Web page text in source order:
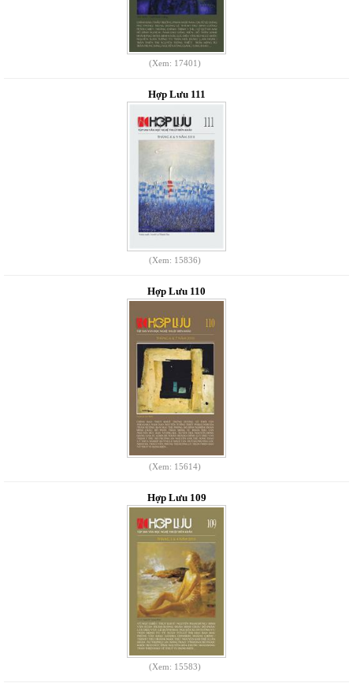
(Xem: 17401)
Hợp Lưu 111
(Xem: 15836)
Hợp Lưu 110
(Xem: 15614)
Hợp Lưu 109
(Xem: 15583)